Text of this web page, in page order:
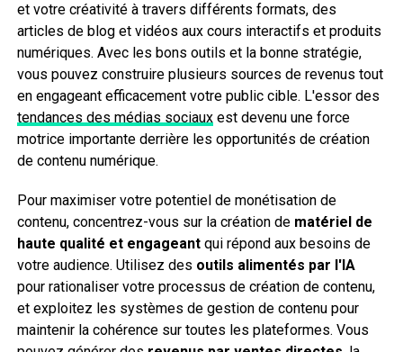
et votre créativité à travers différents formats, des
articles de blog et vidéos aux cours interactifs et produits
numériques. Avec les bons outils et la bonne stratégie,
vous pouvez construire plusieurs sources de revenus tout
en engageant efficacement votre public cible. L'essor des
tendances des médias sociauxest devenu une force
motrice importante derrière les opportunités de création
de contenu numérique.
Pour maximiser votre potentiel de monétisation de
contenu, concentrez-vous sur la création de matériel de
haute qualité et engageantqui répond aux besoins de
votre audience. Utilisez des outils alimentés par l'IA
pour rationaliser votre processus de création de contenu,
et exploitez les systèmes de gestion de contenu pour
maintenir la cohérence sur toutes les plateformes. Vous